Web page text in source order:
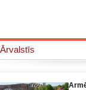
Ārvalstīs